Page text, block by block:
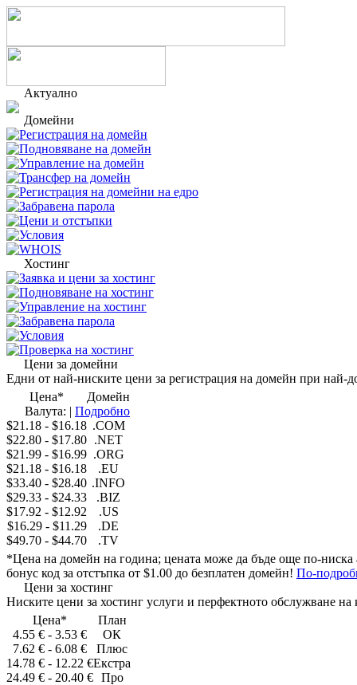
Актуално
Домейни
Регистрация на домейн
Подновяване на домейн
Управление на домейн
Трансфер на домейн
Регистрация на домейни на едро
Забравена парола
Цени и отстъпки
Условия
WHOIS
Хостинг
Заявка и цени за хостинг
Подновяване на хостинг
Управление на хостинг
Забравена парола
Условия
Проверка на хостинг
Цени за домейни
Едни от най-ниските цени за регистрация на домейн при най-
Цена*
Домейн
Валута: | Подробно
$21.18 - $16.18 .COM
$22.80 - $17.80 .NET
$21.99 - $16.99 .ORG
$21.18 - $16.18
.EU
$33.40 - $28.40 .INFO
$29.33 - $24.33
.BIZ
$17.92 - $12.92
.US
$16.29- $11.29
.DE
$49.70 - $44.70
.TV
*Цена на домейн на година; цената може да бъде още по-ниска
бонус код за отстъпка от $1.00 до безплатен домейн! По-
Цени за хостинг
Ниските цени за хостинг услуги и перфектното обслужване на
Цена*
План
4.55 € - 3.53 €
ОК
7.62 € - 6.08 €
Плюс
14.78 € - 12.22 €Екстра
24.49 € - 20.40 € Про